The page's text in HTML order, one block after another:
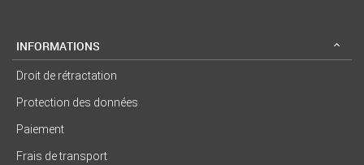
INFORMATIONS
Droit de rétractation
Protection des données
Paiement
Frais de transport